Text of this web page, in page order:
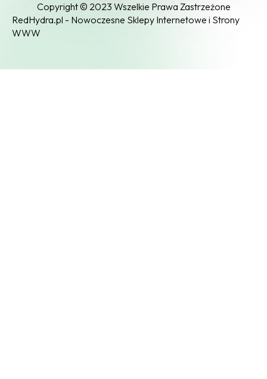
Copyright © 2023 Wszelkie Prawa Zastrzeżone
RedHydra.pl - Nowoczesne Sklepy Internetowe i Strony
WWW